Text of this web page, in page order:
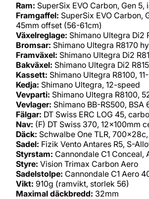
Ram: SuperSix EVO Carbon, Gen
Framgaffel: SuperSix EVO Carbon,
45mm offset (56-61cm)
Växelreglage: Shimano Ultegra Di2
Bromsar: Shimano Ultegra R8170
Framväxel: Shimano Ultegra Di2
Bakväxel: Shimano Ultegra Di2
Kassett: Shimano Ultegra R8100,
Kedja: Shimano Ultegra, 12-speed
Vevparti: Shimano Ultegra R8100,
Vevlager: Shimano BB-RS500, BSA
Fälgar: DT Swiss ERC LOG 45,
Nav: (F) DT Swiss 370, 12x100mm
Däck: Schwalbe One TLR,
Sadel: Fizik Vento Antares R5, S-
Styrstam: Cannondale C1 Conceal,
Styre: Vision Trimax Carbon Aero
Sadelstolpe: Cannondale C1 Aero
Vikt: 910g (ramvikt, storlek 56)
Maximal däckbredd: 32mm